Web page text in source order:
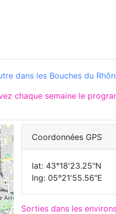
dans les Bouches du
chaque semaine le
Coordonnées GPS
lat: 43°18'23.25"N
lng: 05°21'55.56"E
Sorties dans les